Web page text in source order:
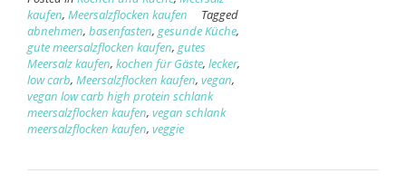
kaufen, Meersalzflocken kaufen
Tagged
abnehmen, basenfasten, gesunde Küche,
gute meersalzflocken kaufen, gutes
Meersalz kaufen, kochen für Gäste, lecker,
low carb, Meersalzflocken kaufen, vegan,
vegan low carb high protein schlank
meersalzflocken kaufen, vegan schlank
meersalzflocken kaufen, veggie